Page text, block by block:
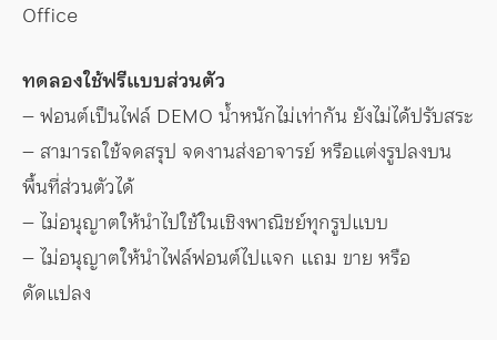
Office
ทดลองใช้ฟรีแบบส่วนตัว
– ฟอนต์เป็นไฟล์ DEMO น้ำหนักไม่เท่ากัน ยังไม่ได้ปรับสระ
– สามารถใช้จดสรุป จดงานส่งอาจารย์ หรือแต่งรูปลงบน
พื้นที่ส่วนตัวได้
– ไม่อนุญาตให้นำไปใช้ในเชิงพาณิชย์ทุกรูปแบบ
– ไม่อนุญาตให้นำไฟล์ฟอนต์ไปแจก แถม ขาย หรือ
ดัดแปลง